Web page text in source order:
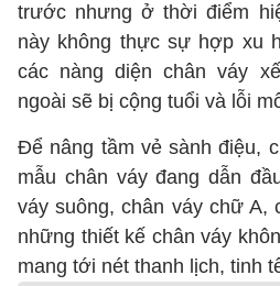
trước nhưng ở thời điểm
này không thực sự hợp xu
các nàng diện chân váy
ngoài sẽ bị cộng tuổi và lỗi
Để nâng tầm vẻ sành điệu,
mẫu chân váy đang dẫn
váy suông, chân váy chữ A,
những thiết kế chân váy
mang tới nét thanh lịch, tinh